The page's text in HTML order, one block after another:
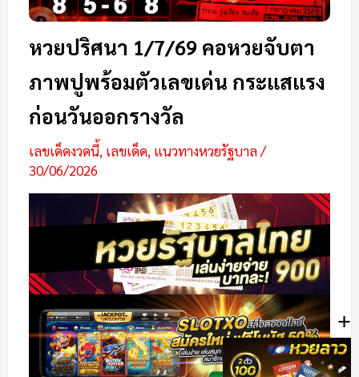
หวยปริศนา 1/7/69 คอหวยจับตา
ภาพปูพร้อมตัวเลขเด่น กระแสแรง
ก่อนวันออกรางวัล
เลขเด็ดงวดนี้, เลขเด็ด, แนวทางหวยรัฐบาล/
30/06/2026
+